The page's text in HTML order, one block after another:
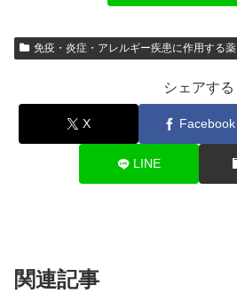
免疫・炎症・アレルギー疾患に作用する薬
シェアする
X Facebook
LINE
関連記事